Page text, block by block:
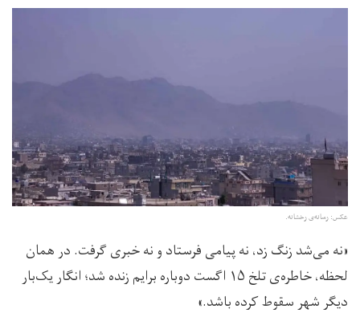
عکس: رسانه‌ی رخشانه.
«نه می‌شد زنگ زد، نه پیامی فرستاد و نه خبری گرفت. در همان
لحظه، خاطره‌ی تلخ ۱۵ اگست دوباره برایم زنده شد؛ انگار یک‌بار
دیگر شهر سقوط کرده باشد.»